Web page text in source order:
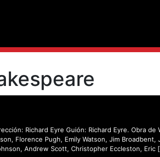
Richard Eyre Guión: Richard Eyre. Obra
Florence Pugh, Emily Watson, Jim
Andrew Scott, Christopher Eccleston, Eric